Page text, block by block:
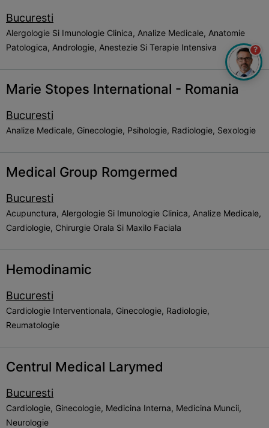
Bucuresti
Alergologie Si Imunologie Clinica, Analize Medicale, Anatomie
Patologica, Andrologie, Anestezie Si Terapie Intensiva
Marie Stopes International - Romania
Bucuresti
Analize Medicale, Ginecologie, Psihologie, Radiologie, Sexologie
Medical Group Romgermed
Bucuresti
Acupunctura, Alergologie Si Imunologie Clinica, Analize Medicale,
Cardiologie, Chirurgie Orala Si Maxilo Faciala
Hemodinamic
Bucuresti
Cardiologie Interventionala, Ginecologie, Radiologie,
Reumatologie
Centrul Medical Larymed
Bucuresti
Cardiologie, Ginecologie, Medicina Interna, Medicina Muncii,
Neurologie
?